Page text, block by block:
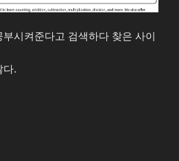
시켜준다고 검색하다 찾은 사이
다.